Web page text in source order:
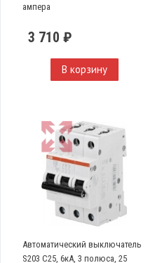
ампера
3 710 ₽
В корзину
Автоматический выключатель
S203 C25, 6кА, 3 полюса, 25